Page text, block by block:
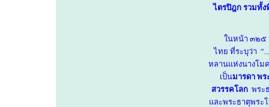
ไตรปิฎก รวมทั้ง
ในหน้า ๓๒๕
ไทย ที่ระบุว่า “
หลานแห่งนางโม
เป็นมารดา พร
สวรรคโลก พระ
และพระธาตุพระ